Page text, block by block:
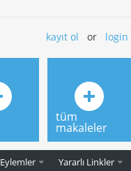
kayıt ol or login
Eylemler Yararlı Linkler
tüm
makaleler